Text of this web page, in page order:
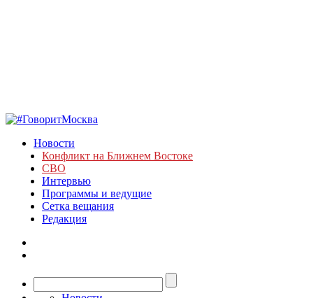
Новости
Конфликт на Ближнем Востоке
СВО
Интервью
Программы и ведущие
Сетка вещания
Редакция